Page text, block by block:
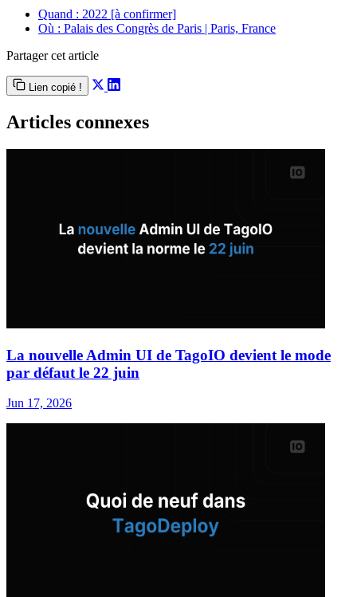
Quand : 2022 [à confirmer]
Où : Palais des Congrès de Paris | Paris, France
Partager cet article
Lien copié !
Articles connexes
La nouvelle Admin UI de TagoIO devient le mode
par défaut le 22 juin
Jun 17, 2026